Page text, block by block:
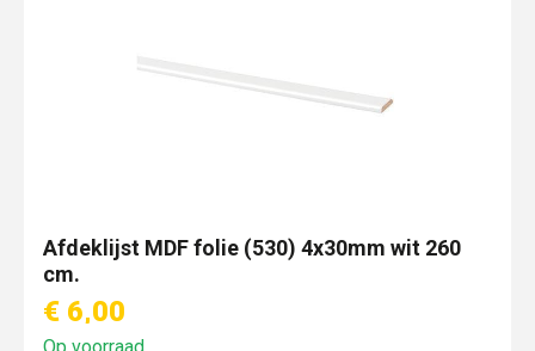
Afdeklijst MDF folie (530) 4x30mm wit 260
cm.
€ 6,00